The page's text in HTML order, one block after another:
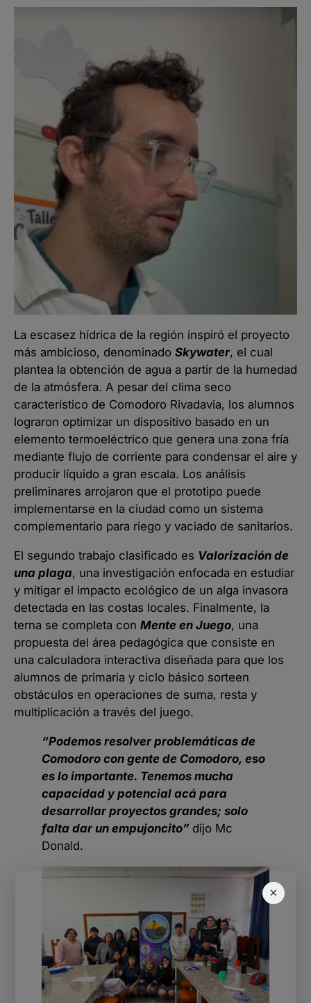
×
La escasez hídrica de la región inspiró el proyecto
más ambicioso, denominado Skywater, el cual
plantea la obtención de agua a partir de la humedad
de la atmósfera. A pesar del clima seco
característico de Comodoro Rivadavia, los alumnos
lograron optimizar un dispositivo basado en un
elemento termoeléctrico que genera una zona fría
mediante flujo de corriente para condensar el aire y
producir líquido a gran escala. Los análisis
preliminares arrojaron que el prototipo puede
implementarse en la ciudad como un sistema
complementario para riego y vaciado de sanitarios.
El segundo trabajo clasificado es Valorización de
una plaga, una investigación enfocada en estudiar
y mitigar el impacto ecológico de un alga invasora
detectada en las costas locales. Finalmente, la
terna se completa con Mente en Juego, una
propuesta del área pedagógica que consiste en
una calculadora interactiva diseñada para que los
alumnos de primaria y ciclo básico sorteen
obstáculos en operaciones de suma, resta y
multiplicación a través del juego.
“Podemos resolver problemáticas de
Comodoro con gente de Comodoro, eso
es lo importante. Tenemos mucha
capacidad y potencial acá para
desarrollar proyectos grandes; solo
falta dar un empujoncito” dijo Mc
Donald.